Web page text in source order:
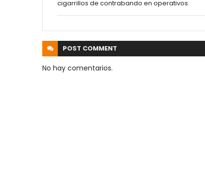
cigarrillos de contrabando en operativos.
POST COMMENT
No hay comentarios.